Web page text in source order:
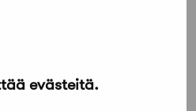
evästeitä.
ennen olympialaisia,
suunnittelemattomissa